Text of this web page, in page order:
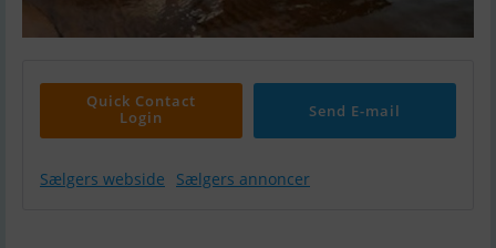
Quick Contact
Login
Send E-mail
Sælgers webside Sælgers annoncer